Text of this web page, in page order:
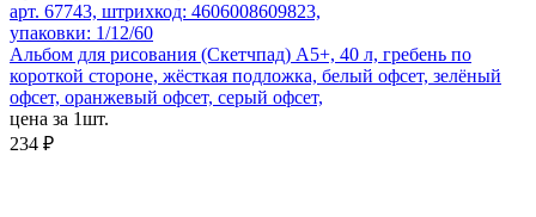
арт. 67743, штрихкод: 4606008609823,
упаковки: 1/12/60
Альбом для рисования (Скетчпад) А5+, 40 л, гребень по
короткой стороне, жёсткая подложка, белый офсет, зелёный
офсет, оранжевый офсет, серый офсет,
цена за 1шт.
234 ₽